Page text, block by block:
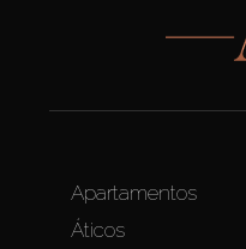
Apartamentos
Áticos